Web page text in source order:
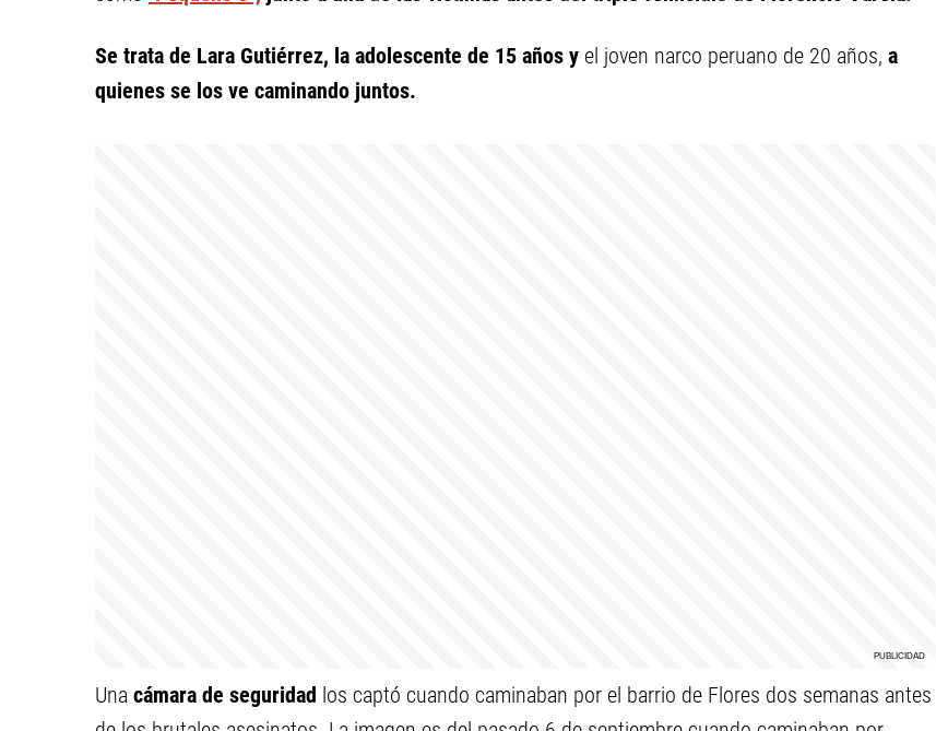
Se trata de Lara Gutiérrez, la adolescente de 15 años y el joven narco peruano de 20 años, a
quienes se los ve caminando juntos.
Una cámara de seguridad los captó cuando caminaban por el barrio de Flores dos semanas antes